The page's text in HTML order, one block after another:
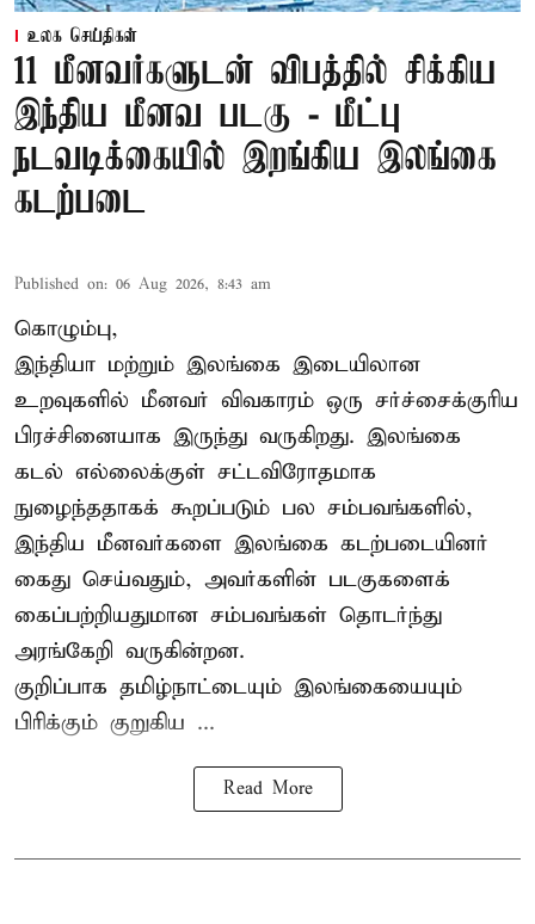
உலக செய்திகள்
11 மீனவர்களுடன் விபத்தில் சிக்கிய
இந்திய மீனவ படகு - மீட்பு
நடவடிக்கையில் இறங்கிய இலங்கை
கடற்படை
Published on: 06 Aug 2026, 8:43 am
கொழும்பு,
இந்தியா மற்றும் இலங்கை இடையிலான
உறவுகளில் மீனவர் விவகாரம் ஒரு சர்ச்சைக்குரிய
பிரச்சினையாக இருந்து வருகிறது. இலங்கை
கடல் எல்லைக்குள் சட்டவிரோதமாக
நுழைந்ததாகக் கூறப்படும் பல சம்பவங்களில்,
இந்திய மீனவர்களை இலங்கை கடற்படையினர்
கைது செய்வதும், அவர்களின் படகுகளைக்
கைப்பற்றியதுமான சம்பவங்கள் தொடர்ந்து
அரங்கேறி வருகின்றன.
குறிப்பாக தமிழ்நாட்டையும் இலங்கையையும்
பிரிக்கும் குறுகிய ...
Read More